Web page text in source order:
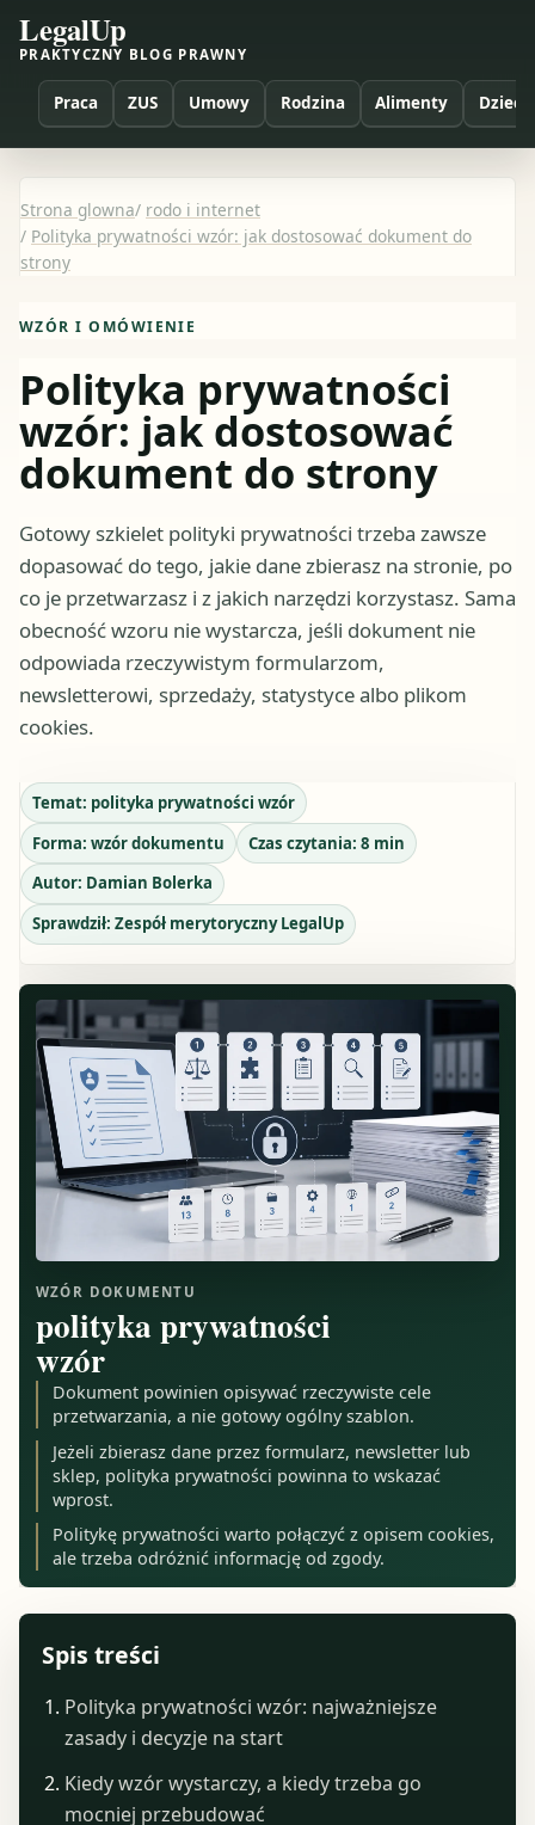
LegalUp
PRAKTYCZNY BLOG PRAWNY
Praca ZUS Umowy Rodzina Alimenty Dzieci
Strona glowna/ rodo i internet
/ Polityka prywatności wzór: jak dostosować dokument do
strony
WZÓR I OMÓWIENIE
Polityka prywatności
wzór: jak dostosować
dokument do strony
Gotowy szkielet polityki prywatności trzeba zawsze
dopasować do tego, jakie dane zbierasz na stronie, po
co je przetwarzasz i z jakich narzędzi korzystasz. Sama
obecność wzoru nie wystarcza, jeśli dokument nie
odpowiada rzeczywistym formularzom,
newsletterowi, sprzedaży, statystyce albo plikom
cookies.
Temat: polityka prywatności wzór
Forma: wzór dokumentu Czas czytania: 8 min
Autor: Damian Bolerka
Sprawdził: Zespół merytoryczny LegalUp
WZÓR DOKUMENTU
polityka prywatności
wzór
Dokument powinien opisywać rzeczywiste cele
przetwarzania, a nie gotowy ogólny szablon.
Jeżeli zbierasz dane przez formularz, newsletter lub
sklep, polityka prywatności powinna to wskazać
wprost.
Politykę prywatności warto połączyć z opisem cookies,
ale trzeba odróżnić informację od zgody.
Spis treści
Polityka prywatności wzór: najważniejsze
zasady i decyzje na start
Kiedy wzór wystarczy, a kiedy trzeba go
mocniej przebudować